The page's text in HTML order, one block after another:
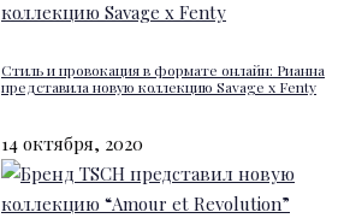
Стиль и провокация в формате онлайн: Рианна
представила новую коллекцию Savage x Fenty
14 октября, 2020